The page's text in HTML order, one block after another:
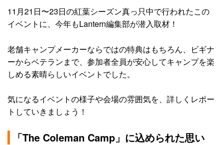
11月21日〜23日の紅葉シーズン真っ只中で行われたこの
イベントに、今年もLantern編集部が潜入取材！
老舗キャンプメーカーならではの特典はもちろん、ビギナ
ーからベテランまで、参加者全員が安心してキャンプを楽
しめる素晴らしいイベントでした。
気になるイベントの様子や会場の雰囲気を、詳しくレポー
トしていきましょう！
「The Coleman Camp」に込められた思い